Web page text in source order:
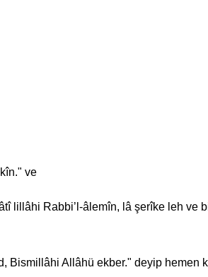
ve
Rabbi’l-âlemîn, lâ şerîke leh ve
Bismillâhi Allâhü ekber." deyip hemen